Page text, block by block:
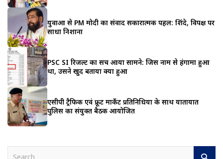
युवाओं से PM मोदी का संवाद सकारात्मक पहल: शिंदे, विपक्ष पर
साधा निशाना
PSC SI रिजल्ट का सच आया सामने: जिस नाम से हंगामा हुआ
था, उसने खुद बताया क्या हुआ
एसीपी ट्रैफिक एवं फ्रूट मार्केट प्रतिनिधियों के साथ यातायात
पुलिस का संयुक्त बैठक आयोजित